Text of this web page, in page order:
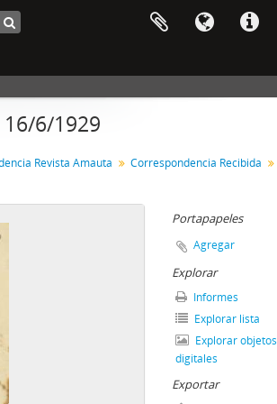
6/1929
Revista Amauta Correspondencia Recibida
Portapapeles
Agregar
Explorar
Informes
Explorar lista
Explorar objetos
digitales
Exportar